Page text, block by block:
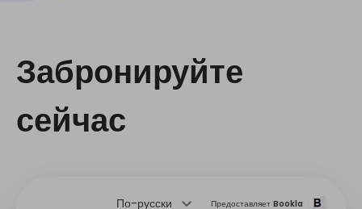
Забронируйте
сейчас